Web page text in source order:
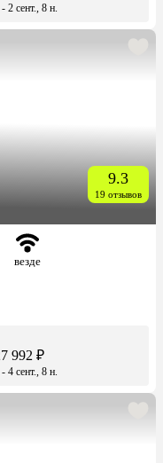
2 сент., 8 н.
9.3
19 отзывов
везде
992 ₽
4 сент., 8 н.